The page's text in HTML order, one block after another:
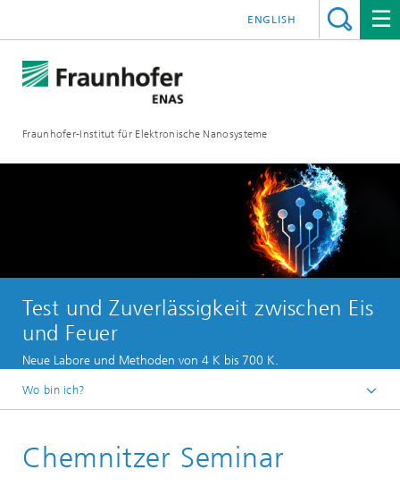
Fraunhofer-Institut für Elektronische Nanosysteme
ENGLISH
Test und Zuverlässigkeit zwischen Eis
und Feuer
Neue Labore und Methoden von 4 K bis 700 K.
Wo bin ich?
News und Events
Chemnitzer Seminar